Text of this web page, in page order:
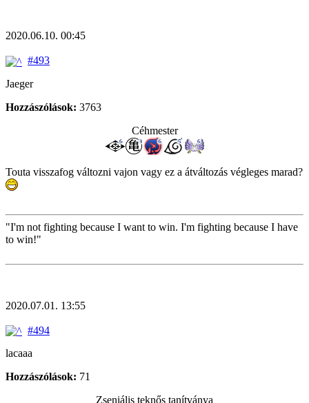
2020.06.10. 00:45
#493
Jaeger
Hozzászólások: 3763
Céhmester
Touta visszafog változni vajon vagy ez a átváltozás végleges marad?
"I'm not fighting because I want to win. I'm fighting because I have
to win!"
2020.07.01. 13:55
#494
lacaaa
Hozzászólások: 71
Zseniális teknős tanítványa